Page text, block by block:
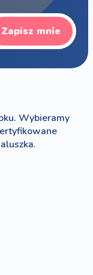
Zapisz mnie
Wybieramy